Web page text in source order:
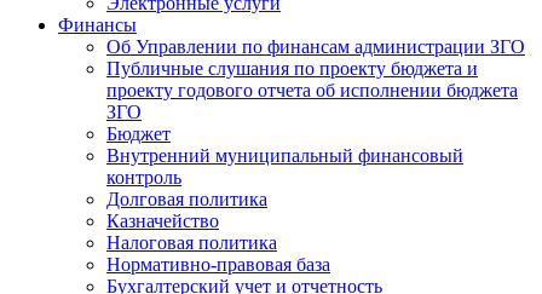
Финансы
Об Управлении по финансам администрации ЗГО
Публичные слушания по проекту бюджета и
проекту годового отчета об исполнении бюджета
ЗГО
Бюджет
Внутренний муниципальный финансовый
контроль
Долговая политика
Казначейство
Налоговая политика
Нормативно-правовая база
Бухгалтерский учет и отчетность